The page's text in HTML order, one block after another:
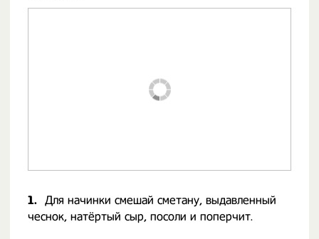
1. Для начинки смешай сметану, выдавленный
чеснок, натёртый сыр, посоли и поперчит.